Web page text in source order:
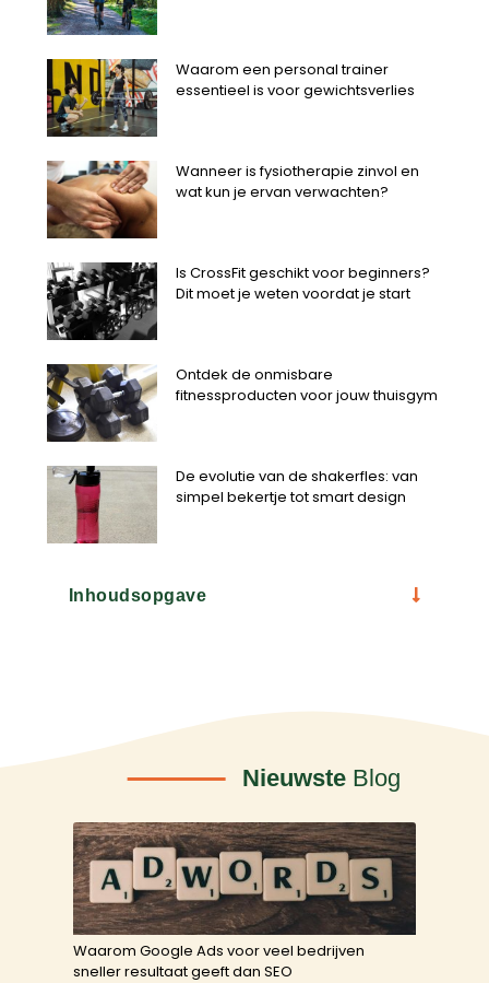
Waarom een personal trainer
essentieel is voor gewichtsverlies
Wanneer is fysiotherapie zinvol en
wat kun je ervan verwachten?
Is CrossFit geschikt voor beginners?
Dit moet je weten voordat je start
Ontdek de onmisbare
fitnessproducten voor jouw thuisgym
De evolutie van de shakerfles: van
simpel bekertje tot smart design
Inhoudsopgave
Nieuwste Blog
Waarom Google Ads voor veel bedrijven
sneller resultaat geeft dan SEO